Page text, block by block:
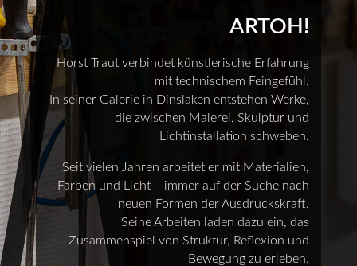
ARTOH!
Horst Traut verbindet künstlerische Erfahrung
mit technischem Feingefühl.
In seiner Galerie in Dinslaken entstehen Werke,
die zwischen Malerei, Skulptur und
Lichtinstallation schweben.
Seit vielen Jahren arbeitet er mit Materialien,
Farben und Licht – immer auf der Suche nach
neuen Formen der Ausdruckskraft.
Seine Arbeiten laden dazu ein, das
Zusammenspiel von Struktur, Reflexion und
Bewegung zu erleben.